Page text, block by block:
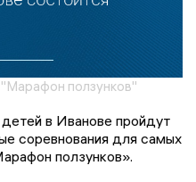
ползунков"
в Иванове пройдут
соревнования для самых
ползунков».